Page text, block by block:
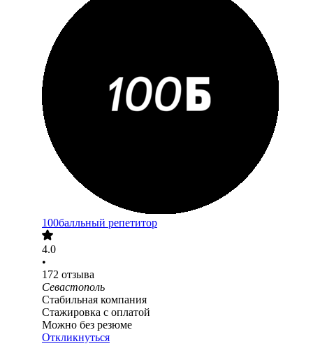
100балльный репетитор
4.0
•
172 отзыва
Севастополь
Стабильная компания
Стажировка с оплатой
Можно без резюме
Откликнуться